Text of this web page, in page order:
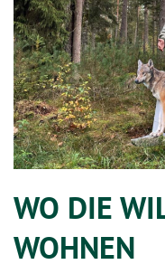
WO DIE
WOHNEN